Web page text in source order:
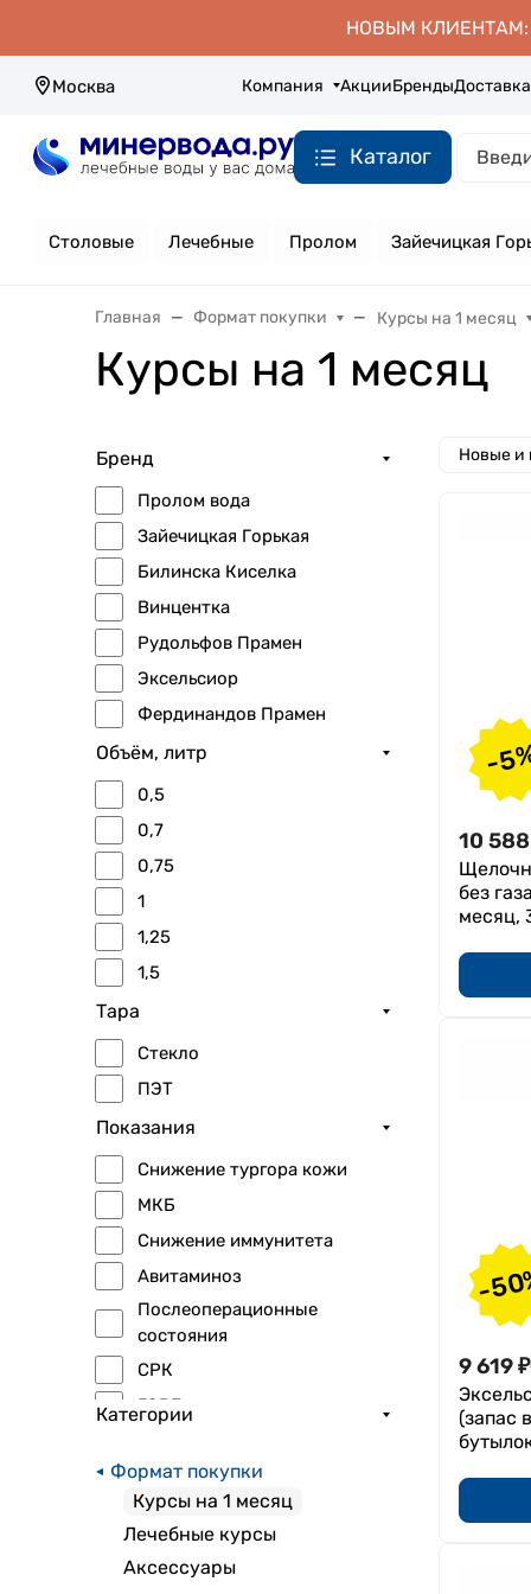
НОВЫМ КЛИЕНТАМ:
Москва Компания АкцииБренды
Каталог
Столовые Лечебные Пролом Зайечицкая
Главная Формат покупки Курсы на 1 месяц
Курсы на 1 месяц
Бренд
Пролом вода
Зайечицкая Горькая
Билинска Киселка
Винцентка
Рудольфов Прамен
Эксельсиор
Фердинандов Прамен
ProLife
VODAVODA
Покровская
Fiuggi
Объём, литр
0,5
0,7
0,75
1
1,25
1,5
Тара
Стекло
ПЭТ
Показания
Снижение тургора кожи
МКБ
Снижение иммунитета
Авитаминоз
Послеоперационные
состояния
СРК
ГЭРБ
газообразование
Йододефицит
Восстановление после
воспаления легких
Категории
Формат покупки
Курсы на 1 месяц
Лечебные курсы
Аксессуары
Новые и
-
10 588
без
месяц,
-
9 619₽
(запас